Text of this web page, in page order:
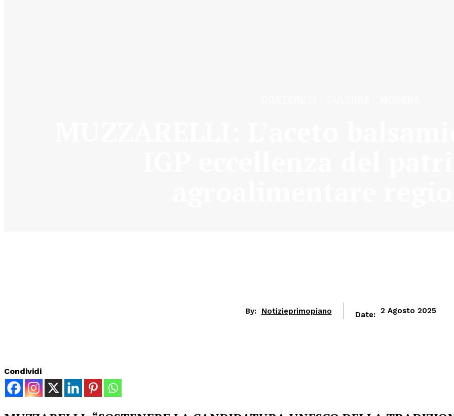
By: Notizieprimopiano Date: 2 Agosto 2025
Condividi